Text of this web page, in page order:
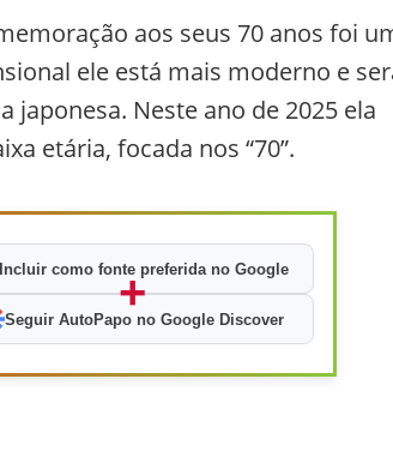
aos seus 70 anos foi
ele está mais moderno e
Neste ano de 2025 ela
etária, focada nos “70”.
Incluir como fonte preferida no Google
+
Seguir AutoPapo no Google Discover